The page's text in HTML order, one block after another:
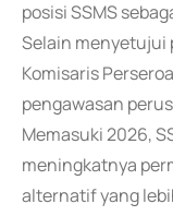
posisi SSMS
Selain menyetujui
Komisaris
pengawasan
Memasuki 2026,
meningkatnya
alternatif yang